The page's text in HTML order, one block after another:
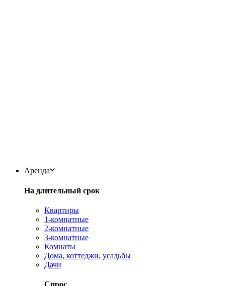
Аренда
На длительный срок
Квартиры
1-комнатные
2-комнатные
3-комнатные
Комнаты
Дома, коттеджи, усадьбы
Дачи